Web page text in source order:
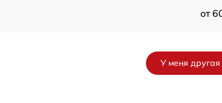
от
У меня другая